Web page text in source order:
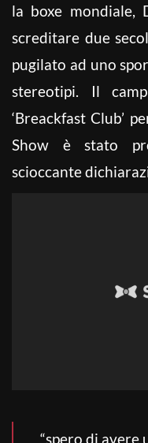
la boxe mondiale,
screditare due
pugilato ad uno
stereotipi. Il
‘Breackfast Club’
Show è stato
scioccante
“spero di avere